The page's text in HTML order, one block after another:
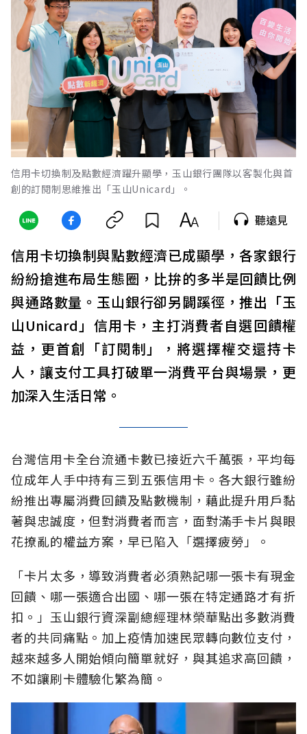
信用卡切換制及點數經濟躍升顯學，玉山銀行團隊以客製化與首
創的訂閱制思維推出「玉山Unicard」。
聽遠見
信用卡切換制與點數經濟已成顯學，各家銀行
紛紛搶進布局生態圈，比拚的多半是回饋比例
與通路數量。玉山銀行卻另闢蹊徑，推出「玉
山Unicard」信用卡，主打消費者自選回饋權
益，更首創「訂閱制」，將選擇權交還持卡
人，讓支付工具打破單一消費平台與場景，更
加深入生活日常。
台灣信用卡全台流通卡數已接近六千萬張，平均每
位成年人手中持有三到五張信用卡。各大銀行雖紛
紛推出專屬消費回饋及點數機制，藉此提升用戶黏
著與忠誠度，但對消費者而言，面對滿手卡片與眼
花撩亂的權益方案，早已陷入「選擇疲勞」。
「卡片太多，導致消費者必須熟記哪一張卡有現金
回饋、哪一張適合出國、哪一張在特定通路才有折
扣。」玉山銀行資深副總經理林榮華點出多數消費
者的共同痛點。加上疫情加速民眾轉向數位支付，
越來越多人開始傾向簡單就好，與其追求高回饋，
不如讓刷卡體驗化繁為簡。